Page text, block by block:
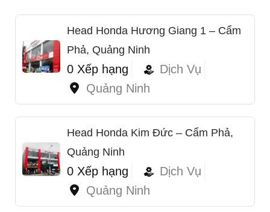
Head Honda Hương Giang 1 – Cẩm
Phả, Quảng Ninh
0 Xếp hạng
Dịch Vụ
Quảng Ninh
Head Honda Kim Đức – Cẩm Phả,
Quảng Ninh
0 Xếp hạng
Dịch Vụ
Quảng Ninh